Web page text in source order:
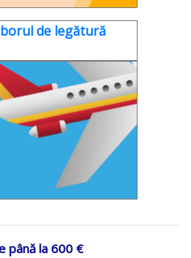
de legătură
până la 600 €